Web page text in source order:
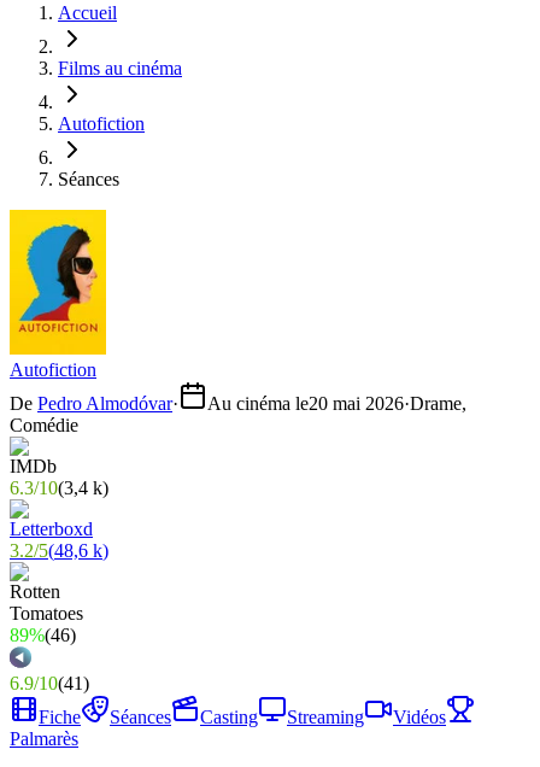
Accueil
Films au cinéma
Autofiction
Séances
Autofiction
De Pedro Almodóvar· Au cinéma le20 mai 2026·Drame,
Comédie
6.3/10(3,4 k)
3.2/5(48,6 k)
89%(46)
6.9/10(41)
Fiche
Séances Casting Streaming
Vidéos
Palmarès